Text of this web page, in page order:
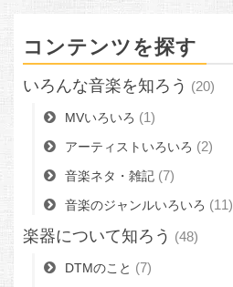
コンテンツを探す
いろんな音楽を知ろう (20)
MVいろいろ (1)
アーティストいろいろ (2)
音楽ネタ・雑記 (7)
音楽のジャンルいろいろ (11)
楽器について知ろう (48)
DTMのこと (7)